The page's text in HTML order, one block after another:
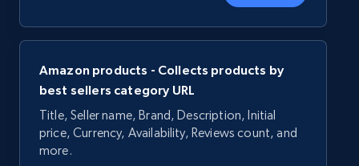
Amazon products - Collects products by
best sellers category URL
Title, Seller name, Brand, Description, Initial
price, Currency, Availability, Reviews count, and
more.